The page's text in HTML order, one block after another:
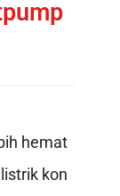
hemat
kon